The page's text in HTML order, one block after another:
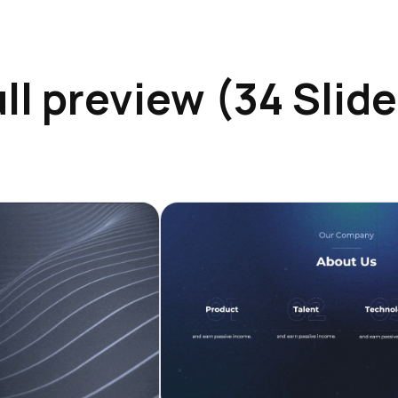
preview (34